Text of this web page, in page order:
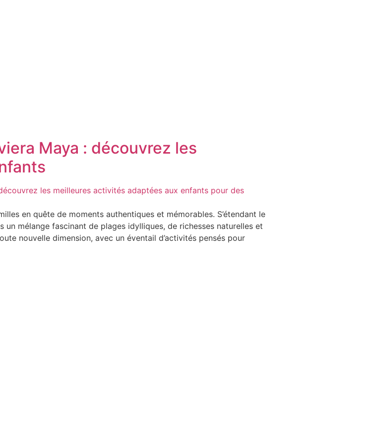
Maya : découvrez les
en quête de moments authentiques et mémorables. S’étendant le
mélange fascinant de plages idylliques, de richesses naturelles et
nouvelle dimension, avec un éventail d’activités pensés pour